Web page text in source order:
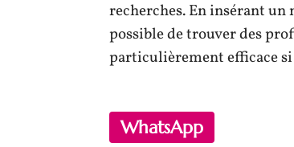
recherches. En insérant un
possible de trouver des
particulièrement efficace
WhatsApp